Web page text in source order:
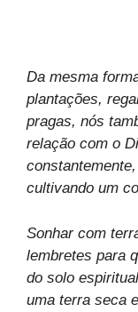
Da mesma
plantações,
pragas, nós
relação com o
cultivando um
Sonhar com
lembretes para
do solo
uma terra seca